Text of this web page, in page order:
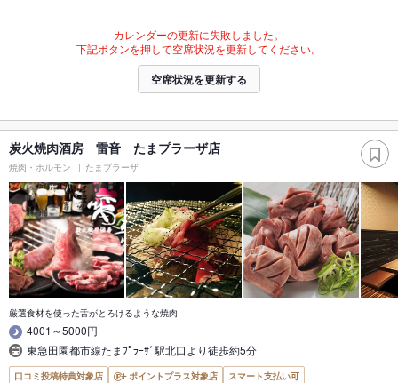
カレンダーの更新に失敗しました。
下記ボタンを押して空席状況を更新してください。
空席状況を更新する
炭火焼肉酒房 雷音 たまプラーザ店
焼肉・ホルモン たまプラーザ
厳選食材を使った舌がとろけるような焼肉
4001～5000円
東急田園都市線たまﾌﾟﾗｰｻﾞ駅北口より徒歩約5分
口コミ投稿特典対象店 ポイントプラス対象店 スマート支払い可